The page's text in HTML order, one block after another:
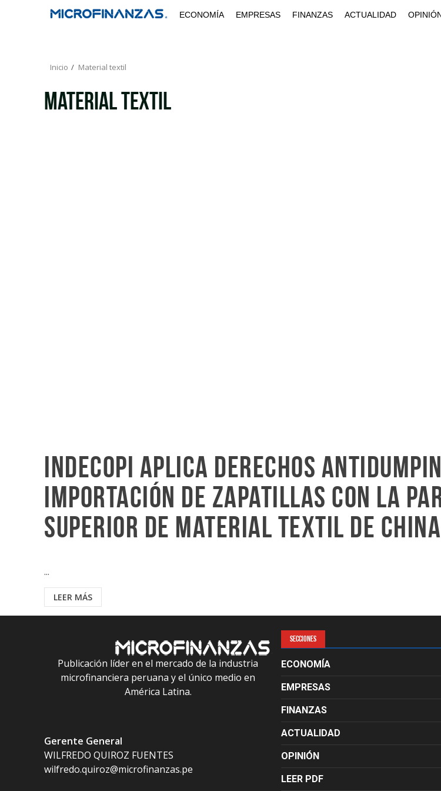
ECONOMÍA EMPRESAS FINANZAS ACTUALIDAD
Inicio Material textil
Material textil
Indecopi aplica derechos
importación de zapatillas con la
superior de material textil de China
...
LEER MÁS
Publicación líder en el mercado de la industria
microfinanciera peruana y el único medio en
América Latina.
Gerente General
WILFREDO QUIROZ FUENTES
wilfredo.quiroz@microfinanzas.pe
SECCIONES
ECONOMÍA
EMPRESAS
FINANZAS
ACTUALIDAD
OPINIÓN
LEER PDF